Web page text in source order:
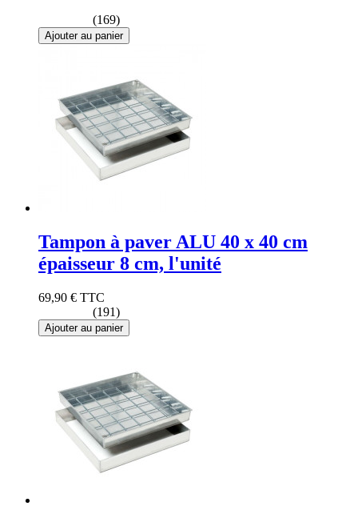
(169)
Ajouter au panier
Tampon à paver ALU 40 x 40 cm
épaisseur 8 cm, l'unité
69,90 € TTC
(191)
Ajouter au panier